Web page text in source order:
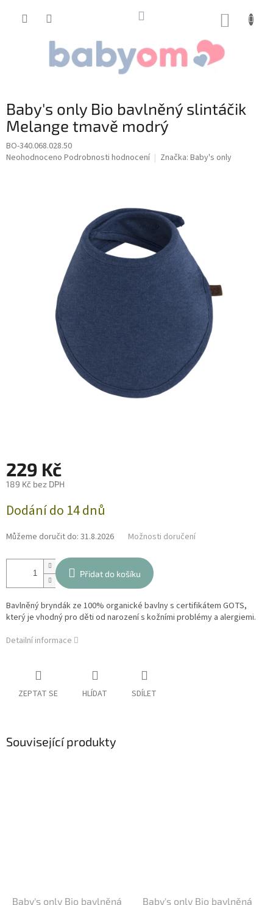
Baby's only Bio bavlněný slintáčik
Melange tmavě modrý
BO-340.068.028.50
Průměrné
Neohodnoceno Podrobnosti hodnocení Značka: Baby's only
229 Kč
189 Kč bez DPH
cena:
Dodání do 14 dnů
Můžeme doručit do: 31.8.2026 Možnosti doručení
Přidat do košíku
Bavlněný bryndák ze 100% organické bavlny s certifikátem GOTS,
který je vhodný pro děti od narození s kožními problémy a alergiemi.
Detailní informace
ZEPTAT SE HLÍDAT SDÍLET
Související produkty
Baby's only Bio bavlněná
Baby's only Bio bavlněná